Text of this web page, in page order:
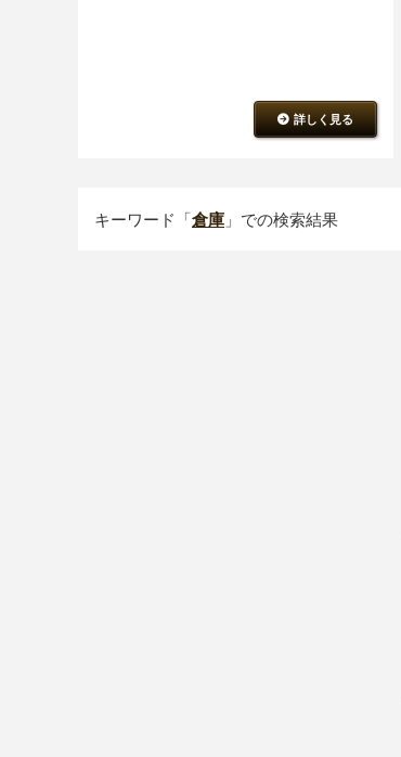
詳しく見る
キーワード「倉庫 」での検索結果